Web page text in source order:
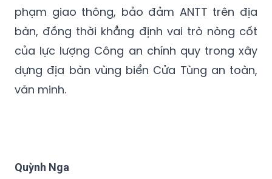
phạm giao thông, bảo đảm ANTT trên địa
bàn, đồng thời khẳng định vai trò nòng cốt
của lực lượng Công an chính quy trong xây
dựng địa bàn vùng biển Cửa Tùng an toàn,
văn minh.
Quỳnh Nga